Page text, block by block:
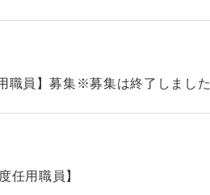
職員】募集※募集は終了しました
任用職員】